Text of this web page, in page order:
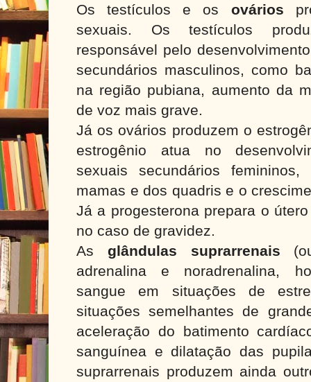
Os testículos e os ovários
sexuais. Os testículos
responsável pelo
secundários masculinos, como
na região pubiana, aumento da
de voz mais grave.
Já os ovários produzem o
estrogênio atua no
sexuais secundários
mamas e dos quadris e o
Já a progesterona prepara o
no caso de gravidez.
As glândulas suprarrenais
adrenalina e noradrenalina,
sangue em situações de
situações semelhantes de
aceleração do batimento
sanguínea e dilatação das
suprarrenais produzem ainda